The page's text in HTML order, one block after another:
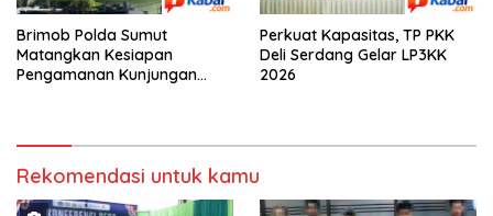
Brimob Polda Sumut
Matangkan Kesiapan
Pengamanan Kunjungan
Perkuat Kapasitas, TP PKK
Deli Serdang Gelar LP3KK
2026
Rekomendasi untuk kamu